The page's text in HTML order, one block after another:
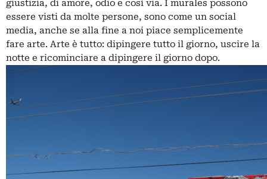
giustizia, di amore, odio e così via. I murales possono
essere visti da molte persone, sono come un social
media, anche se alla fine a noi piace semplicemente
fare arte. Arte è tutto: dipingere tutto il giorno, uscire la
notte e ricominciare a dipingere il giorno dopo.